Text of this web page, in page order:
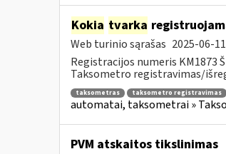
Kokia tvarka
Web turinio sąrašas 2025-06-11
Registracijos numeris KM1873
Taksometro registravimas/
taksometras taksometro registravimas
automatai, taksometrai »
PVM atskaitos tikslinimas